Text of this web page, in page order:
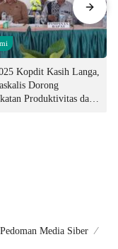
Kopdit Kasih Langa,
Dorong
Produktivitas dan
Pedoman Media Siber